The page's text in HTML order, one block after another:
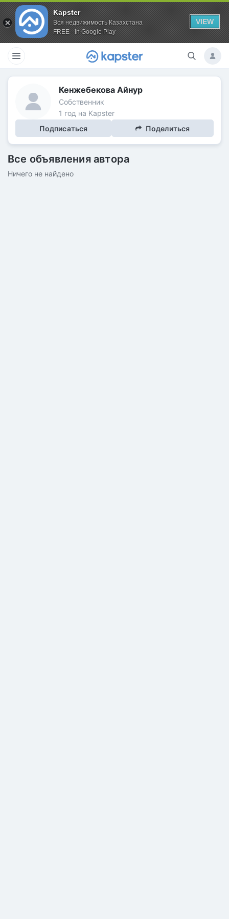
Kapster
Вся недвижимость Казахстана
FREE - In Google Play
VIEW
Кенжебекова Айнур
Собственник
1 год на Kapster
Подписаться
Поделиться
Все объявления автора
Ничего не найдено